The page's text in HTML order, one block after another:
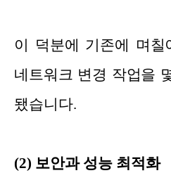
이 덕분에 기존에 며칠
네트워크 변경 작업을
됐습니다.
(2) 보안과 성능 최적화